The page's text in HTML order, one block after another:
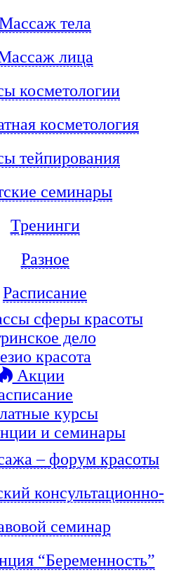
тела
лица
косметологии
косметология
тейпирования
семинары
Тренинги
Разное
Расписание
сферы красоты
дело
красота
Акции
курсы
и семинары
– форум красоты
консультационно-
семинар
“Беременность”